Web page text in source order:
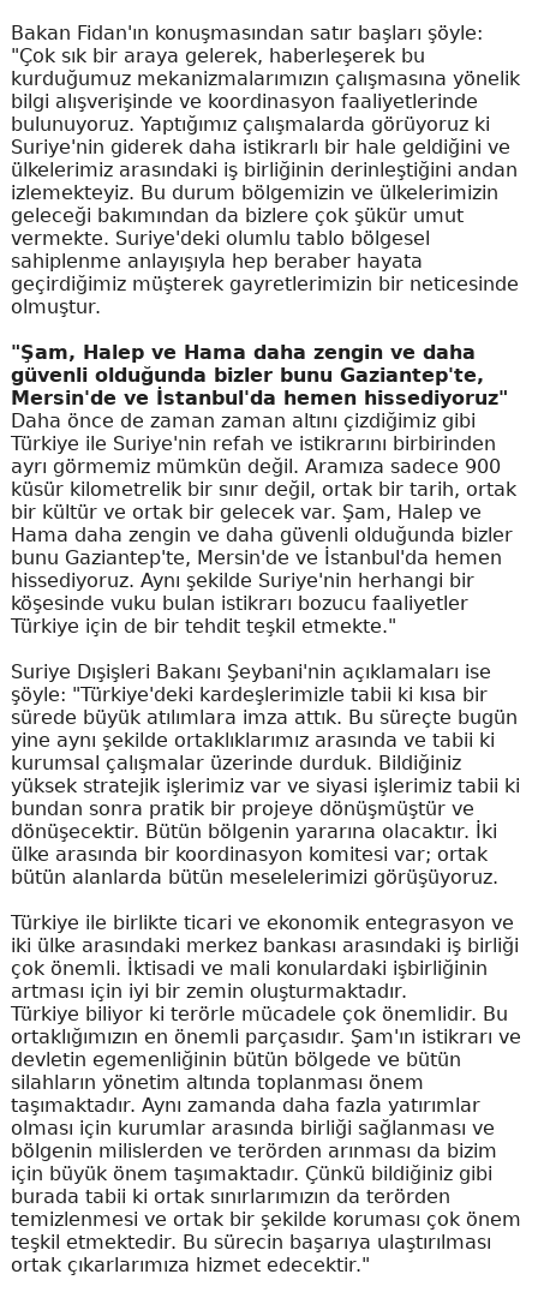
Bakan Fidan'ın konuşmasından satır başları şöyle:
"Çok sık bir araya gelerek, haberleşerek bu
kurduğumuz mekanizmalarımızın çalışmasına yönelik
bilgi alışverişinde ve koordinasyon faaliyetlerinde
bulunuyoruz. Yaptığımız çalışmalarda görüyoruz ki
Suriye'nin giderek daha istikrarlı bir hale geldiğini ve
ülkelerimiz arasındaki iş birliğinin derinleştiğini andan
izlemekteyiz. Bu durum bölgemizin ve ülkelerimizin
geleceği bakımından da bizlere çok şükür umut
vermekte. Suriye'deki olumlu tablo bölgesel
sahiplenme anlayışıyla hep beraber hayata
geçirdiğimiz müşterek gayretlerimizin bir neticesinde
olmuştur.
"Şam, Halep ve Hama daha zengin ve daha
güvenli olduğunda bizler bunu Gaziantep'te,
Mersin'de ve İstanbul'da hemen hissediyoruz"
Daha önce de zaman zaman altını çizdiğimiz gibi
Türkiye ile Suriye'nin refah ve istikrarını birbirinden
ayrı görmemiz mümkün değil. Aramıza sadece 900
küsür kilometrelik bir sınır değil, ortak bir tarih, ortak
bir kültür ve ortak bir gelecek var. Şam, Halep ve
Hama daha zengin ve daha güvenli olduğunda bizler
bunu Gaziantep'te, Mersin'de ve İstanbul'da hemen
hissediyoruz. Aynı şekilde Suriye'nin herhangi bir
köşesinde vuku bulan istikrarı bozucu faaliyetler
Türkiye için de bir tehdit teşkil etmekte."
Suriye Dışişleri Bakanı Şeybani'nin açıklamaları ise
şöyle: "Türkiye'deki kardeşlerimizle tabii ki kısa bir
sürede büyük atılımlara imza attık. Bu süreçte bugün
yine aynı şekilde ortaklıklarımız arasında ve tabii ki
kurumsal çalışmalar üzerinde durduk. Bildiğiniz
yüksek stratejik işlerimiz var ve siyasi işlerimiz tabii ki
bundan sonra pratik bir projeye dönüşmüştür ve
dönüşecektir. Bütün bölgenin yararına olacaktır. İki
ülke arasında bir koordinasyon komitesi var; ortak
bütün alanlarda bütün meselelerimizi görüşüyoruz.
Türkiye ile birlikte ticari ve ekonomik entegrasyon ve
iki ülke arasındaki merkez bankası arasındaki iş birliği
çok önemli. İktisadi ve mali konulardaki işbirliğinin
artması için iyi bir zemin oluşturmaktadır.
Türkiye biliyor ki terörle mücadele çok önemlidir. Bu
ortaklığımızın en önemli parçasıdır. Şam'ın istikrarı ve
devletin egemenliğinin bütün bölgede ve bütün
silahların yönetim altında toplanması önem
taşımaktadır. Aynı zamanda daha fazla yatırımlar
olması için kurumlar arasında birliği sağlanması ve
bölgenin milislerden ve terörden arınması da bizim
için büyük önem taşımaktadır. Çünkü bildiğiniz gibi
burada tabii ki ortak sınırlarımızın da terörden
temizlenmesi ve ortak bir şekilde koruması çok önem
teşkil etmektedir. Bu sürecin başarıya ulaştırılması
ortak çıkarlarımıza hizmet edecektir."